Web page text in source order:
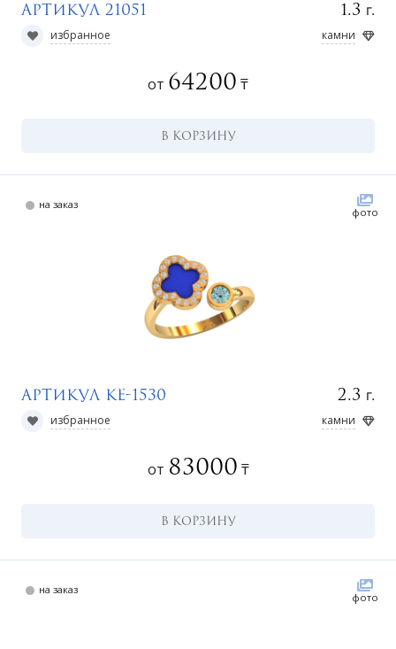
Артикул 21051 1.3 г.
избранное камни
от 64200 ₸
В КОРЗИНУ
на заказ
фото
Артикул КЕ-1530 2.3 г.
избранное камни
от 83000 ₸
В КОРЗИНУ
на заказ
фото